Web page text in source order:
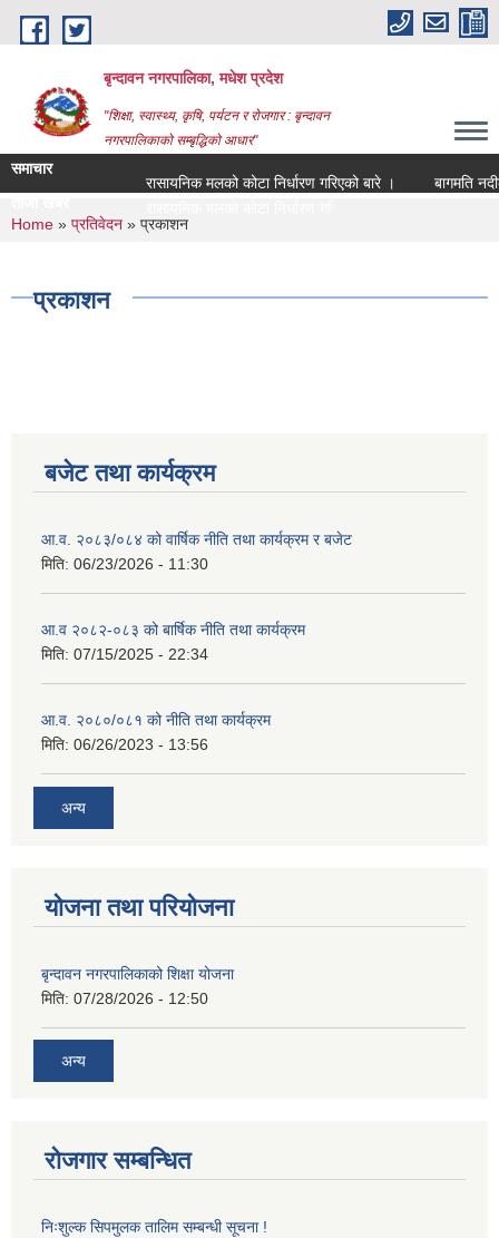
Skip to main content
बृन्दावन नगरपालिका, मधेश प्रदेश
"शिक्षा, स्वास्थ्य, कृषि, पर्यटन र रोजगार : बृन्दावन
नगरपालिकाको सम्बृद्धिको आधार"
समाचार
रासायनिक मलको कोटा निर्धारण गरिएको बारे ।
बागमति
You are here
Home » प्रतिवेदन » प्रकाशन
प्रकाशन
बजेट तथा कार्यक्रम
आ.व. २०८३/०८४ को वार्षिक नीति तथा कार्यक्रम र बजेट
मिति: 06/23/2026 - 11:30
आ.व २०८२-०८३ को बार्षिक नीति तथा कार्यक्रम
मिति: 07/15/2025 - 22:34
आ.व. २०८०/०८१ को नीति तथा कार्यक्रम
मिति: 06/26/2023 - 13:56
अन्य
योजना तथा परियोजना
बृन्दावन नगरपालिकाको शिक्षा योजना
मिति: 07/28/2026 - 12:50
अन्य
रोजगार सम्बन्धित
निःशुल्क सिपमुलक तालिम सम्बन्धी सूचना !